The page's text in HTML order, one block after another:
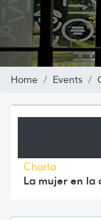
Home Events
Charla
La mujer en la